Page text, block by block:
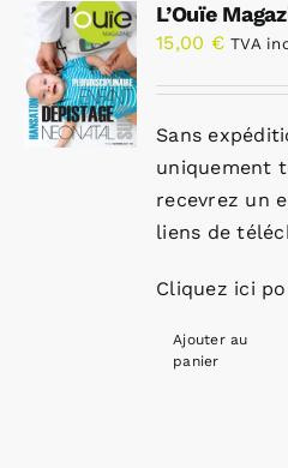
L’Ouïe
15,00 € TVA
Sans
uniquement
recevrez un
liens de
Cliquez ici
Ajouter au
panier